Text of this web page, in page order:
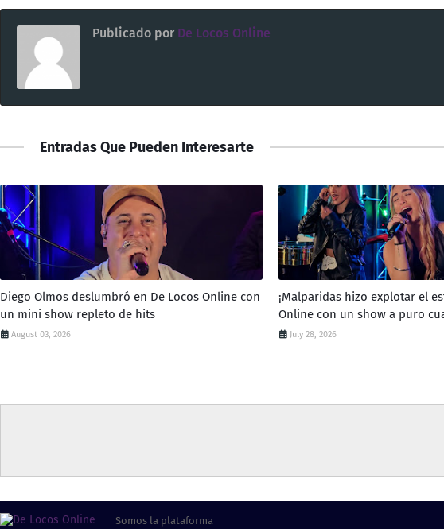
Publicado por De Locos Online
Entradas Que Pueden Interesarte
Diego Olmos deslumbró en De Locos Online con
un mini show repleto de hits
August 03, 2026
¡Malparidas hizo explotar el
Online con un show a puro
July 28, 2026
Somos la plataforma